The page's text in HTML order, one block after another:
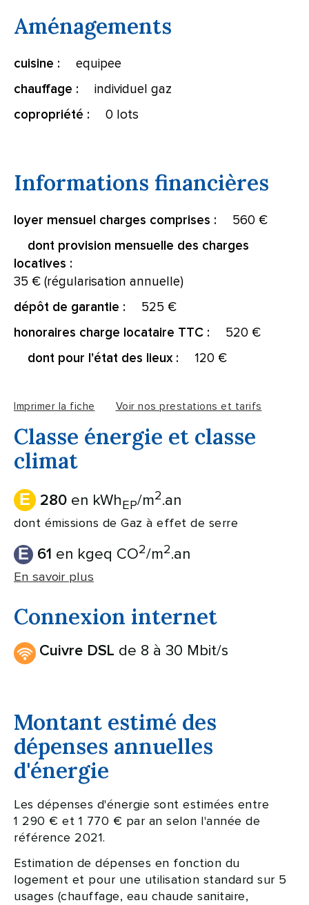
Aménagements
cuisine : equipee
chauffage : individuel gaz
copropriété : 0 lots
Informations financières
loyer mensuel charges comprises : 560 €
dont provision mensuelle des charges
locatives :
35 € (régularisation annuelle)
dépôt de garantie : 525 €
honoraires charge locataire TTC : 520 €
dont pour l'état des lieux : 120 €
Imprimer la fiche Voir nos prestations et tarifs
Classe énergie et classe
climat
E 280 en kWhEP/m2.an
dont émissions de Gaz à effet de serre
E 61 en kgeq CO2/m2.an
En savoir plus
Connexion internet
Cuivre DSL de 8 à 30 Mbit/s
Montant estimé des
dépenses annuelles
d'énergie
Les dépenses d'énergie sont estimées entre
1 290 € et 1 770 € par an selon l'année de
référence 2021.
Estimation de dépenses en fonction du
logement et pour une utilisation standard sur 5
usages (chauffage, eau chaude sanitaire,